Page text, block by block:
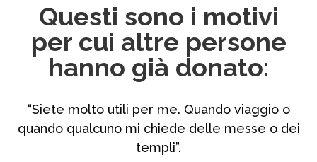
Questi sono i motivi
per cui altre persone
hanno già donato:
“Siete molto utili per me. Quando viaggio o
quando qualcuno mi chiede delle messe o dei
templi”.